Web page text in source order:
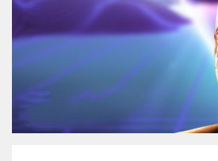
09927779040
شروع گفتگو
@Armteam_admin_por